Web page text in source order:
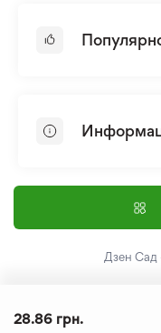
28.86 грн.
Лилия
Семена
Доставка и оплата
Контакты
Дзен Сад